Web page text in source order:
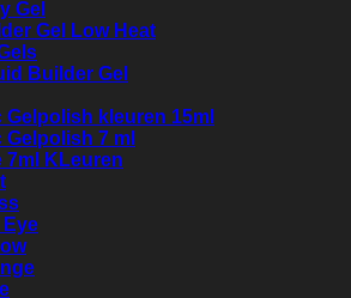
Gel
Gel Low Heat
Builder Gel
Gelpolish kleuren 15ml
Gelpolish 7 ml
7ml KLeuren
Eye